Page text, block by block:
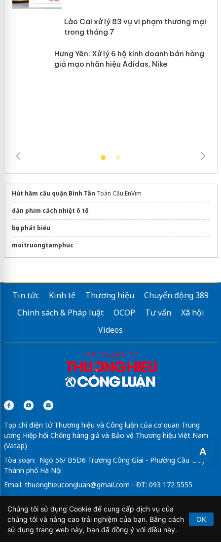
A
Lào Cai xử lý 83 vụ vi phạm thương
mại trong tháng 7
Hút hầm cầu quận Bình Tân Toàn Cầu EnVim
dán phim cách nhiệt ô tô
bục phát biểu
moitruongtamphuc
Tin tức Kinh tế Thương hiệu
Chuyển động 389
Chính sách & Pháp luật
OCOP Tư vấn
Xã hội
Videos
Tạp chí điện tử Thương hiệu và Công luận của cơ quan Trung
ương Hiệp hội Chống hàng giả và Bảo vệ Thương hiệu Việt Nam
(Vatap)
Tòa soạn: Ngõ 56/ B5D6 Trương Công Giai - Phường Cầu Giấy -
Thành phố Hà Nội
Email: thuonghieucongluan@gmail.com - ĐT: 093 172 5555
Tổng Biên Tập: Vũ Đức Thuận
Giấy phép hoạt động báo chí điện tử số 64/GP-BTTTT do Bộ
Thông tin và Truyền thông cấp ngày 21/2/2020.
Chúng tôi sử dụng Cookie để cung cấp dịch vụ của
chúng tôi và nâng cao trải nghiệm của bạn. Bằng cách
sử dụng trang web này, bạn đã đồng ý với điều này.
OK